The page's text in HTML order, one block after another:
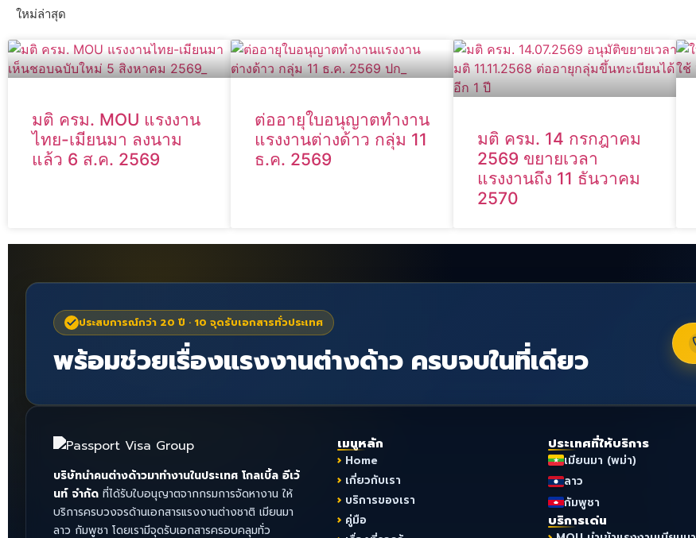
ใหม่ล่าสุด
มติ ครม. MOU แรงงาน
ไทย-เมียนมา ลงนาม
แล้ว 6 ส.ค. 2569
ต่ออายุใบอนุญาตทำงาน
แรงงานต่างด้าว กลุ่ม 11
ธ.ค. 2569
มติ ครม. 14 กรกฎาคม
2569 ขยายเวลา
แรงงานถึง 11 ธันวาคม
2570
ประสบการณ์กว่า 20 ปี · 10 จุดรับเอกสารทั่วประเทศ
พร้อมช่วยเรื่องแรงงานต่างด้าว ครบจบในที่เดียว
บริษัทนำคนต่างด้าวมาทำงานในประเทศ โกลเบิ้ล อีเว้
นท์ จำกัด ที่ได้รับใบอนุญาตจากกรมการจัดหางาน ให้
บริการครบวงจรด้านเอกสารแรงงานต่างชาติ เมียนมา
ลาว กัมพูชา โดยเรามีจุดรับเอกสารครอบคลุมทั่ว
เมนูหลัก
Home
เกี่ยวกับเรา
บริการของเรา
คู่มือ
ประเทศที่ให้บริการ
เมียนมา (พม่า)
ลาว
กัมพูชา
บริการเด่น